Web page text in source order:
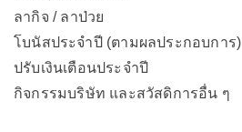
ลากิจ / ลาป่วย
โบนัสประจำปี (ตามผลประกอบการ)
ปรับเงินเตือนประจำปี
กิจกรรมบริษัท และสวัสดิการอื่น ๆ